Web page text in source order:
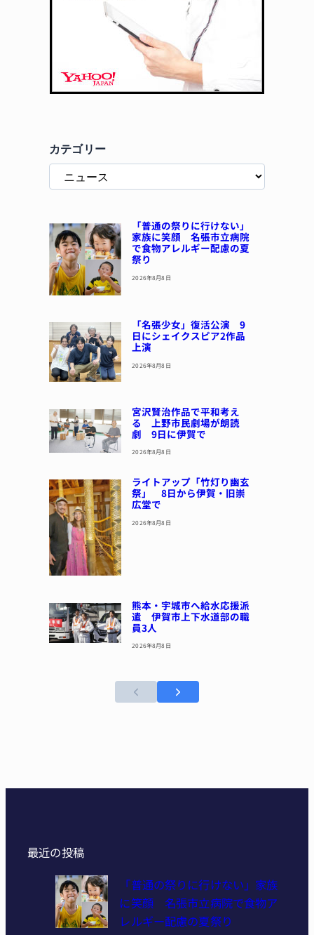
カテゴリー
「普通の祭りに行けない」
家族に笑顔 名張市立病院
で食物アレルギー配慮の夏
祭り
2026年8月8日
「名張少女」復活公演 9
日にシェイクスピア2作品
上演
2026年8月8日
宮沢賢治作品で平和考え
る 上野市民劇場が朗読
劇 9日に伊賀で
2026年8月8日
ライトアップ「竹灯り幽玄
祭」 8日から伊賀・旧崇
広堂で
2026年8月8日
熊本・宇城市へ給水応援派
遣 伊賀市上下水道部の職
員3人
2026年8月8日
最近の投稿
「普通の祭りに行けない」家族
に笑顔 名張市立病院で食物ア
レルギー配慮の夏祭り